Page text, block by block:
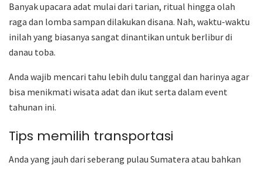
Banyak upacara adat mulai dari tarian, ritual hingga olah
raga dan lomba sampan dilakukan disana. Nah, waktu-waktu
inilah yang biasanya sangat dinantikan untuk berlibur di
danau toba.
Anda wajib mencari tahu lebih dulu tanggal dan harinya agar
bisa menikmati wisata adat dan ikut serta dalam event
tahunan ini.
Tips memilih transportasi
Anda yang jauh dari seberang pulau Sumatera atau bahkan